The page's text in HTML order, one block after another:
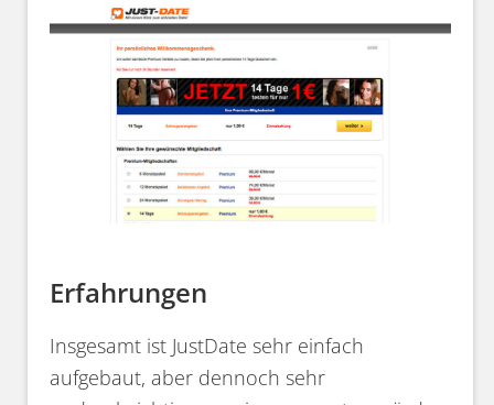
Erfahrungen
Insgesamt ist JustDate sehr einfach
aufgebaut, aber dennoch sehr